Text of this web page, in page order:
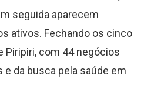
seguida aparecem
ativos. Fechando os cinco
Piripiri, com 44 negócios
da busca pela saúde em